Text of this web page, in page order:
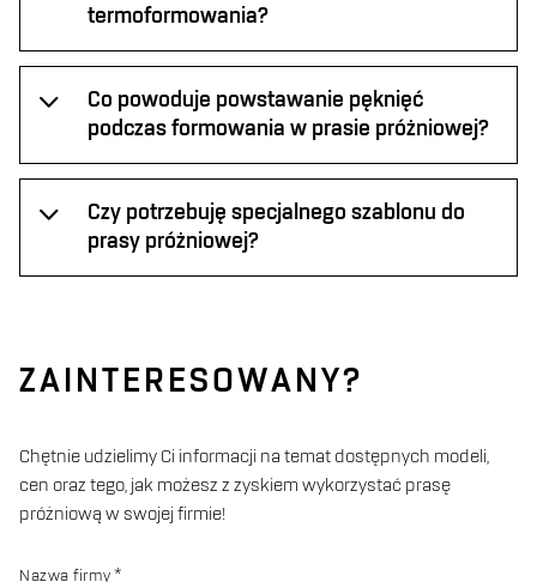
termoformowania?
Co powoduje powstawanie pęknięć
podczas formowania w prasie próżniowej?
Czy potrzebuję specjalnego szablonu do
prasy próżniowej?
ZAINTERESOWANY?
Chętnie udzielimy Ci informacji na temat dostępnych modeli,
cen oraz tego, jak możesz z zyskiem wykorzystać prasę
próżniową w swojej firmie!
Nazwa firmy